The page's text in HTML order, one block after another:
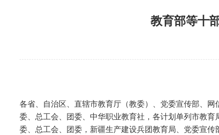
教育部等十
各省、自治区、直辖市教育厅（教委）、党委宣传部、
委、总工会、团委、中华职业教育社，各计划单列市教
委、总工会、团委，新疆生产建设兵团教育局、党委宣